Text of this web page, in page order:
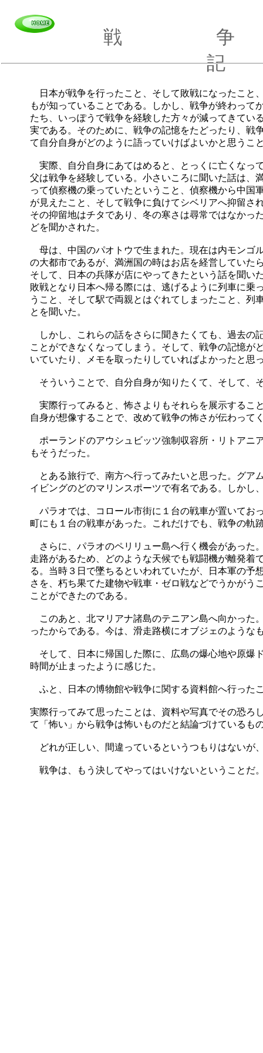
戦
日本が戦争を行ったこと、そして敗戦になったこと
もが知っていることである。しかし、戦争が終わって
たち、いっぽうで戦争を経験した方々が減ってきてい
実である。そのために、戦争の記憶をたどったり、戦
て自分自身がどのように語っていけばよいかと思うこ
実際、自分自身にあてはめると、とっくに亡くなっ
父は戦争を経験している。小さいころに聞いた話は、
って偵察機の乗っていたということ、偵察機から中国
が見えたこと、そして戦争に負けてシベリアへ抑留さ
その抑留地はチタであり、冬の寒さは尋常ではなかっ
どを聞かされた。
母は、中国のパオトウで生まれた。現在は内モンゴ
の大都市であるが、満洲国の時はお店を経営していた
そして、日本の兵隊が店にやってきたという話を聞い
敗戦となり日本へ帰る際には、逃げるように列車に乗
うこと、そして駅で両親とはぐれてしまったこと、
とを聞いた。
しかし、これらの話をさらに聞きたくても、過去の
ことができなくなってしまう。そして、戦争の記憶
いていたり、メモを取ったりしていればよかったと思
そういうことで、自分自身が知りたくて、そして、
実際行ってみると、怖さよりもそれらを展示するこ
自身が想像することで、改めて戦争の怖さが伝わって
ポーランドのアウシュビッツ強制収容所・リトアニ
もそうだった。
とある旅行で、南方へ行ってみたいと思った。グア
イビングのどのマリンスポーツで有名である。しかし
パラオでは、コロール市街に１台の戦車が置いてお
町にも１台の戦車があった。これだけでも、戦争の軌
さらに、パラオのペリリュー島へ行く機会があった
走路があるため、どのような天候でも戦闘機が離発着
る。当時３日で墜ちるといわれていたが、日本軍の
さを、朽ち果てた建物や戦車・ゼロ戦などでうかが
ことができたのである。
このあと、北マリアナ諸島のテニアン島へ向かった
ったからである。今は、滑走路横にオブジェのような
そして、日本に帰国した際に、広島の爆心地や原爆
時間が止まったように感じた。
ふと、日本の博物館や戦争に関する資料館へ行った
実際行ってみて思ったことは、資料や写真でその恐ろ
て「怖い」から戦争は怖いものだと結論づけているも
どれが正しい、間違っているというつもりはないが
戦争は、もう決してやってはいけないということだ